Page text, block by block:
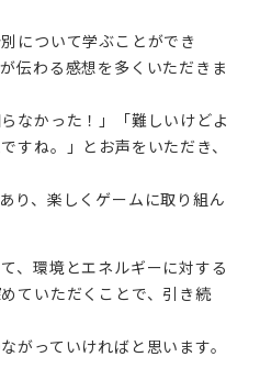
について学ぶことができ
伝わる感想を多くいただきま
なかった！」「難しいけどよ
すね。」とお声をいただき、
り、楽しくゲームに取り組ん
、環境とエネルギーに対する
ていただくことで、引き続
がっていければと思います。